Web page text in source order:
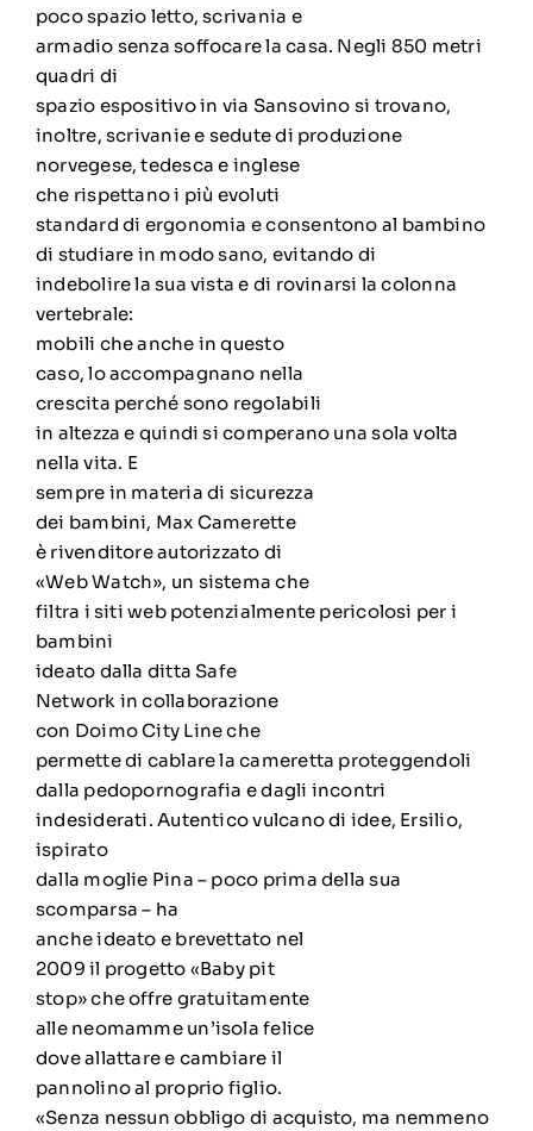
poco spazio letto, scrivania e
armadio senza soffocare la casa. Negli 850 metri
quadri di
spazio espositivo in via Sansovino si trovano,
inoltre, scrivanie e sedute di produzione
norvegese, tedesca e inglese
che rispettano i più evoluti
standard di ergonomia e consentono al bambino
di studiare in modo sano, evitando di
indebolire la sua vista e di rovinarsi la colonna
vertebrale:
mobili che anche in questo
caso, lo accompagnano nella
crescita perché sono regolabili
in altezza e quindi si comperano una sola volta
nella vita. E
sempre in materia di sicurezza
dei bambini, Max Camerette
è rivenditore autorizzato di
«Web Watch», un sistema che
filtra i siti web potenzialmente pericolosi per i
bambini
ideato dalla ditta Safe
Network in collaborazione
con Doimo City Line che
permette di cablare la cameretta proteggendoli
dalla pedopornografia e dagli incontri
indesiderati. Autentico vulcano di idee, Ersilio,
ispirato
dalla moglie Pina – poco prima della sua
scomparsa – ha
anche ideato e brevettato nel
2009 il progetto «Baby pit
stop» che offre gratuitamente
alle neomamme un’isola felice
dove allattare e cambiare il
pannolino al proprio figlio.
«Senza nessun obbligo di acquisto, ma nemmeno